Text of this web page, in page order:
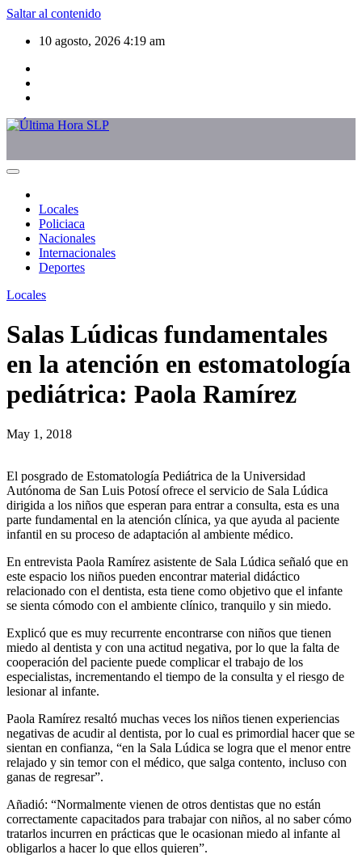
Saltar al contenido
10 agosto, 2026 4:19 am
Locales
Policiaca
Nacionales
Internacionales
Deportes
Locales
Salas Lúdicas fundamentales
en la atención en estomatología
pediátrica: Paola Ramírez
May 1, 2018
El posgrado de Estomatología Pediátrica de la Universidad
Autónoma de San Luis Potosí ofrece el servicio de Sala Lúdica
dirigida a los niños que esperan para entrar a consulta, esta es una
parte fundamental en la atención clínica, ya que ayuda al paciente
infantil en su proceso de adaptación al ambiente médico.
En entrevista Paola Ramírez asistente de Sala Lúdica señaló que en
este espacio los niños pueden encontrar material didáctico
relacionado con el dentista, esta tiene como objetivo que el infante
se sienta cómodo con el ambiente clínico, tranquilo y sin miedo.
Explicó que es muy recurrente encontrarse con niños que tienen
miedo al dentista y con una actitud negativa, por lo que la falta de
cooperación del paciente puede complicar el trabajo de los
especialistas, incrementando el tiempo de la consulta y el riesgo de
lesionar al infante.
Paola Ramírez resaltó muchas veces los niños tienen experiencias
negativas de acudir al dentista, por lo cual es primordial hacer que se
sientan en confianza, “en la Sala Lúdica se logra que el menor entre
relajado y sin temor con el médico, que salga contento, incluso con
ganas de regresar”.
Añadió: “Normalmente vienen de otros dentistas que no están
correctamente capacitados para trabajar con niños, al no saber cómo
tratarlos incurren en prácticas que le ocasionan miedo al infante al
obligarlos a hacer lo que ellos quieren”.